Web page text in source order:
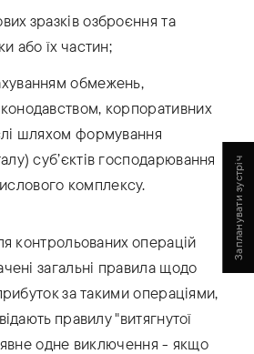
зразків озброєння та
або їх частин;
обмежень,
корпоративних
шляхом формування
суб’єктів господарювання
комплексу.
контрольованих операцій
загальні правила щодо
за такими операціями,
правилу "витягнутої
одне виключення - якщо
Запланувати зустріч